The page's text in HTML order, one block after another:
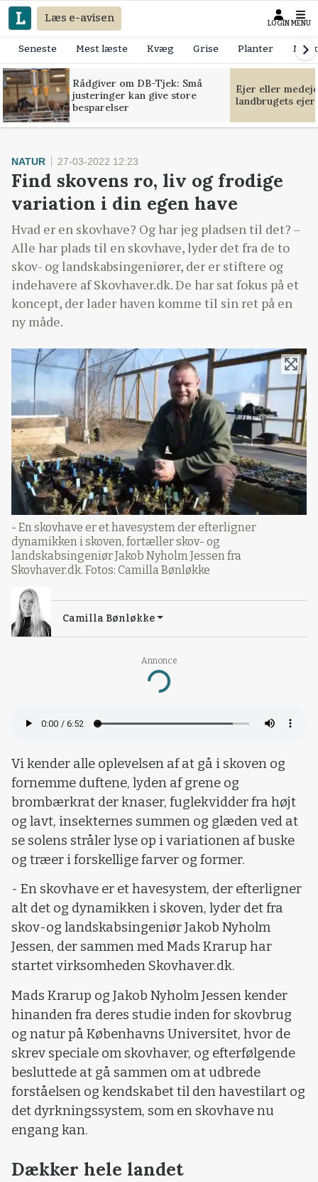
Læs e-avisen LOGIN MENU
Seneste Mest læste Kvæg Grise Planter
Rådgiver om DB-Tjek: Små
justeringer kan give store
besparelser
Ejer eller
landbrugets
Annonce
Loading...
NATUR 27-03-2022 12:23
Find skovens ro, liv og frodige
variation i din egen have
Hvad er en skovhave? Og har jeg pladsen til det? –
Alle har plads til en skovhave, lyder det fra de to
skov- og landskabsingeniører, der er stiftere og
indehavere af Skovhaver.dk. De har sat fokus på et
koncept, der lader haven komme til sin ret på en
ny måde.
- En skovhave er et havesystem der efterligner
dynamikken i skoven, fortæller skov- og
landskabsingeniør Jakob Nyholm Jessen fra
Skovhaver.dk. Fotos: Camilla Bønløkke
Camilla Bønløkke
Vi kender alle oplevelsen af at gå i skoven og
fornemme duftene, lyden af grene og
brombærkrat der knaser, fuglekvidder fra højt
og lavt, insekternes summen og glæden ved at
se solens stråler lyse op i variationen af buske
og træer i forskellige farver og former.
- En skovhave er et havesystem, der efterligner
alt det og dynamikken i skoven, lyder det fra
skov-og landskabsingeniør Jakob Nyholm
Jessen, der sammen med Mads Krarup har
startet virksomheden Skovhaver.dk.
Mads Krarup og Jakob Nyholm Jessen kender
hinanden fra deres studie inden for skovbrug
og natur på Københavns Universitet, hvor de
skrev speciale om skovhaver, og efterfølgende
besluttede at gå sammen om at udbrede
forståelsen og kendskabet til den havestilart og
det dyrkningssystem, som en skovhave nu
engang kan.
Dækker hele landet